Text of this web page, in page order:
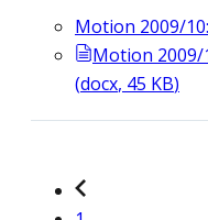
Motion 2009/
Motion 2009/
(docx, 45 KB)